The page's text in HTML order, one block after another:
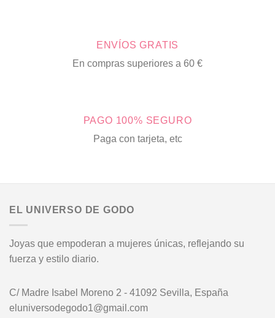
ENVÍOS GRATIS
En compras superiores a 60 €
PAGO 100% SEGURO
Paga con tarjeta, etc
EL UNIVERSO DE GODO
Joyas que empoderan a mujeres únicas, reflejando su
fuerza y estilo diario.
C/ Madre Isabel Moreno 2 - 41092 Sevilla, España
eluniversodegodo1@gmail.com